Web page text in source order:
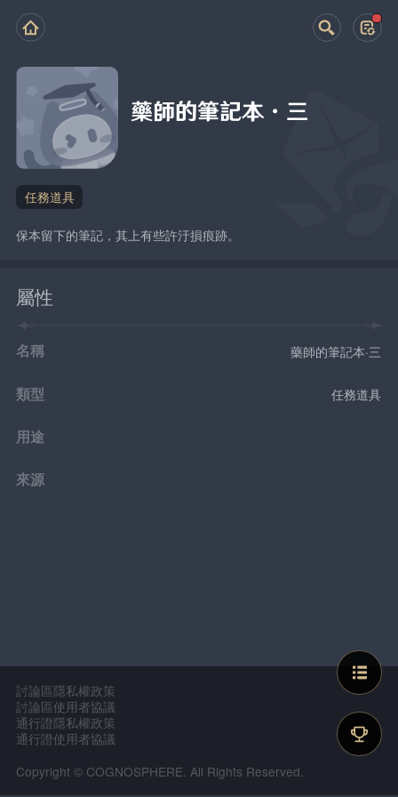
藥師的筆記本·三
任務道具
保本留下的筆記，其上有些許汙損痕跡。
屬性
名稱 藥師的筆記本·三
類型 任務道具
用途
來源
討論區隱私權政策
討論區使用者協議
通行證隱私權政策
通行證使用者協議
Copyright © COGNOSPHERE. All Rights Reserved.